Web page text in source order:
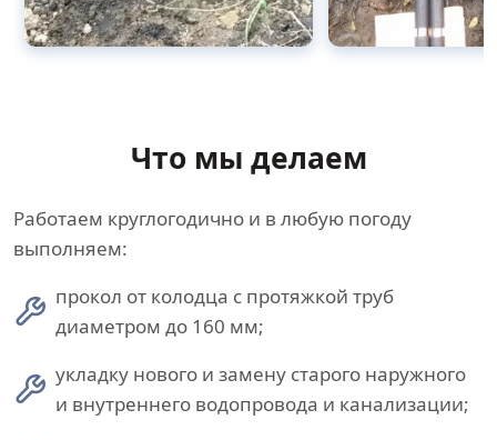
Что мы делаем
Работаем круглогодично и в любую погоду
выполняем:
прокол от колодца с протяжкой труб
диаметром до 160 мм;
укладку нового и замену старого наружного
и внутреннего водопровода и канализации;